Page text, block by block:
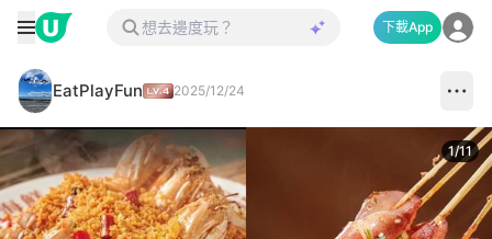
下載App
EatPlayFun 2025/12/24
1/11